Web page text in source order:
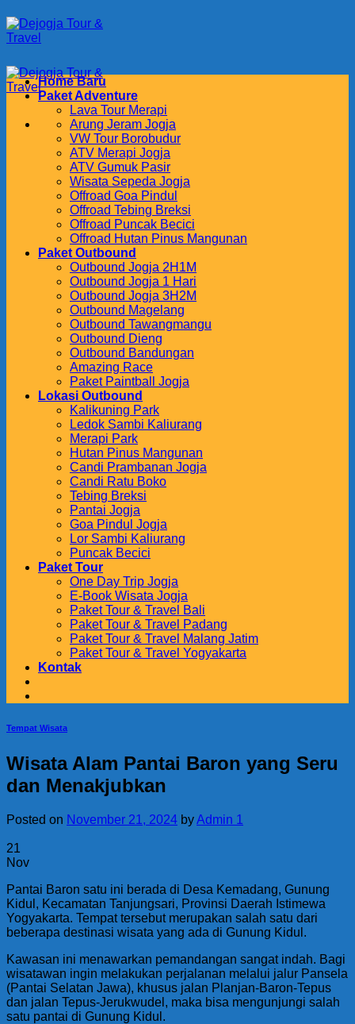
to
content
Home Baru
Paket Adventure
Lava Tour Merapi
Arung Jeram Jogja
VW Tour Borobudur
ATV Merapi Jogja
ATV Gumuk Pasir
Wisata Sepeda Jogja
Offroad Goa Pindul
Offroad Tebing Breksi
Offroad Puncak Becici
Offroad Hutan Pinus Mangunan
Paket Outbound
Outbound Jogja 2H1M
Outbound Jogja 1 Hari
Outbound Jogja 3H2M
Outbound Magelang
Outbound Tawangmangu
Outbound Dieng
Outbound Bandungan
Amazing Race
Paket Paintball Jogja
Lokasi Outbound
Kalikuning Park
Ledok Sambi Kaliurang
Merapi Park
Hutan Pinus Mangunan
Candi Prambanan Jogja
Candi Ratu Boko
Tebing Breksi
Pantai Jogja
Goa Pindul Jogja
Lor Sambi Kaliurang
Puncak Becici
Paket Tour
One Day Trip Jogja
E-Book Wisata Jogja
Paket Tour & Travel Bali
Paket Tour & Travel Padang
Paket Tour & Travel Malang Jatim
Paket Tour & Travel Yogyakarta
Kontak
Tempat Wisata
Wisata Alam Pantai Baron yang Seru
dan Menakjubkan
Posted on November 21, 2024 byAdmin 1
21
Nov
Pantai Baron satu ini berada di Desa Kemadang, Gunung
Kidul, Kecamatan Tanjungsari, Provinsi Daerah Istimewa
Yogyakarta. Tempat tersebut merupakan salah satu dari
beberapa destinasi wisata yang ada di Gunung Kidul.
Kawasan ini menawarkan pemandangan sangat indah. Bagi
wisatawan ingin melakukan perjalanan melalui jalur Pansela
(Pantai Selatan Jawa), khusus jalan Planjan-Baron-Tepus
dan jalan Tepus-Jerukwudel, maka bisa mengunjungi salah
satu pantai di Gunung Kidul.